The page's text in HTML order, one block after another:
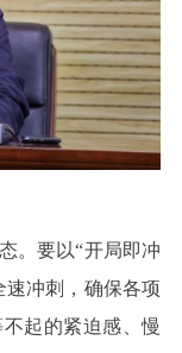
要以“开局即冲
冲刺，确保各项
起的紧迫感、慢